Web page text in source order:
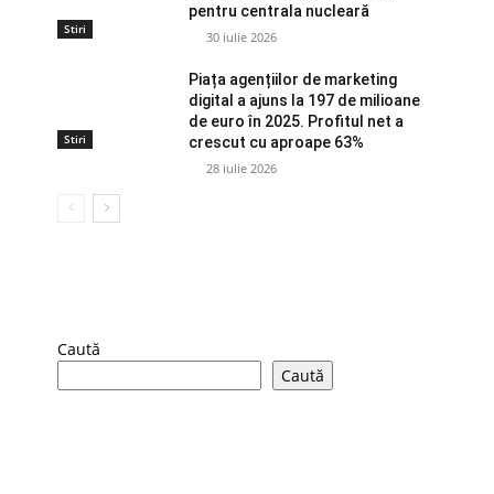
Stiri
pentru centrala nucleară
30 iulie 2026
Stiri
Piața agențiilor de marketing
digital a ajuns la 197 de milioane
de euro în 2025. Profitul net a
crescut cu aproape 63%
28 iulie 2026
Caută
Caută